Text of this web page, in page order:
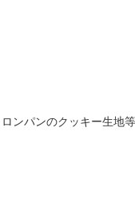
ンパンのクッキー生